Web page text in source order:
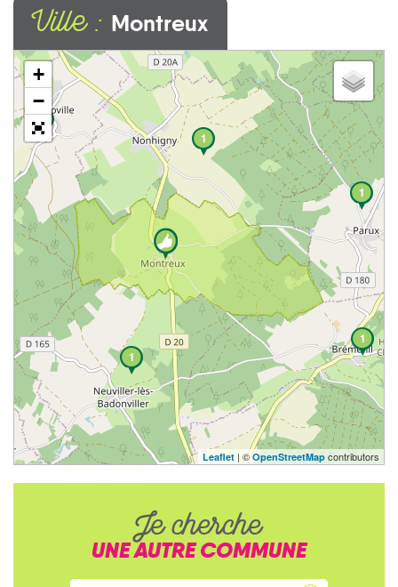
Ville : Montreux
1
1
1
1
1
+
−
Leaflet | ©OpenStreetMap contributors
Je cherche
UNE AUTRE COMMUNE